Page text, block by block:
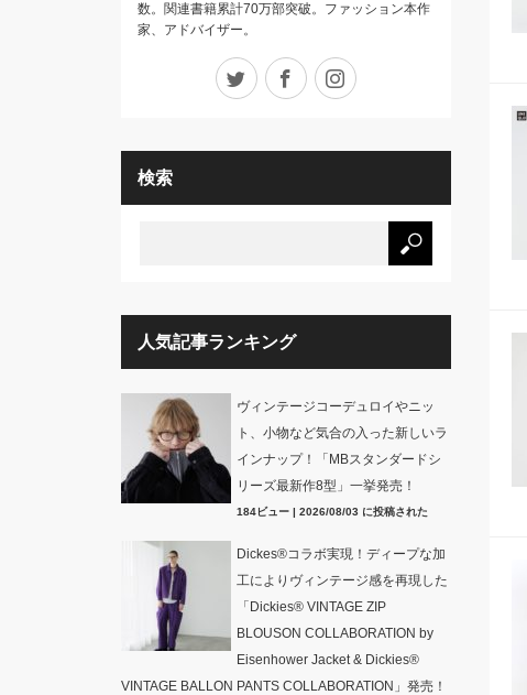
数。関連書籍累計70万部突破。ファッション本作
家、アドバイザー。
Twitter Facebook
検索
人気記事ランキング
ヴィンテージコーデュロイやニッ
ト、小物など気合の入った新しいラ
インナップ！「MBスタンダードシ
リーズ最新作8型」一挙発売！
184ビュー| 2026/08/03 に投稿された
Dickes®コラボ実現！ディープな加
工によりヴィンテージ感を再現した
「Dickies® VINTAGE ZIP
BLOUSON COLLABORATION by
Eisenhower Jacket & Dickies®
VINTAGE BALLON PANTS COLLABORATION」発売！